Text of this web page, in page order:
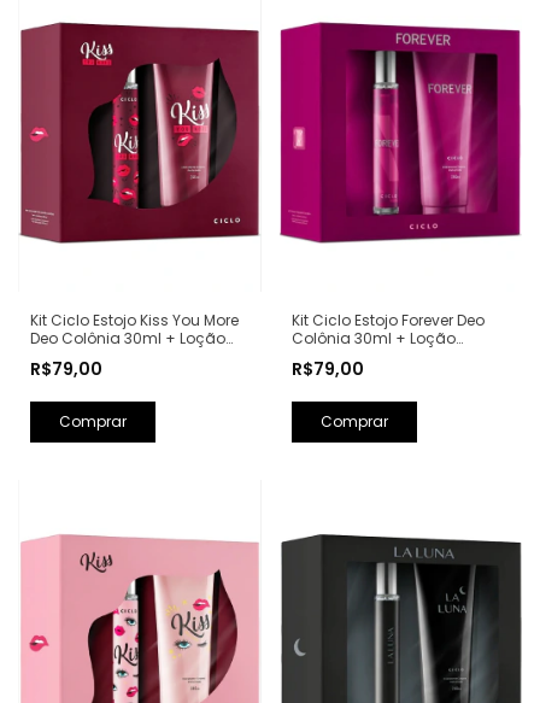
Kit Ciclo Estojo Kiss You More
Deo Colônia 30ml + Loção
Olfativa: Libre Yves Saint
R$79,00
Kit Ciclo Estojo Forever Deo
Colônia 30ml + Loção
Olfativa: Fantasy Britney
R$79,00